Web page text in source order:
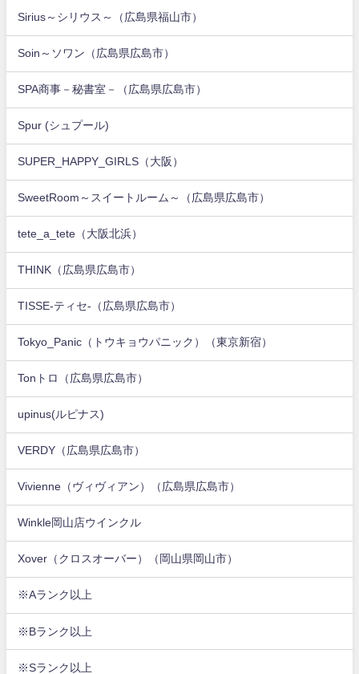
Sirius～シリウス～（広島県福山市）
Soin～ソワン（広島県広島市）
SPA商事－秘書室－（広島県広島市）
Spur (シュプール)
SUPER_HAPPY_GIRLS（大阪）
SweetRoom～スイートルーム～（広島県広島市）
tete_a_tete（大阪北浜）
THINK（広島県広島市）
TISSE-ティセ-（広島県広島市）
Tokyo_Panic（トウキョウパニック）（東京新宿）
Tonトロ（広島県広島市）
upinus(ルピナス)
VERDY（広島県広島市）
Vivienne（ヴィヴィアン）（広島県広島市）
Winkle岡山店ウインクル
Xover（クロスオーバー）（岡山県岡山市）
※Aランク以上
※Bランク以上
※Sランク以上